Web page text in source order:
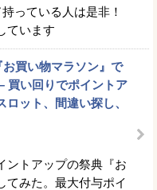
っている人は是非！
ています
お買い物マラソン』で
買い回りでポイントア
ット、間違い探し、
ントアップの祭典『お
てみた。最大付与ポイ